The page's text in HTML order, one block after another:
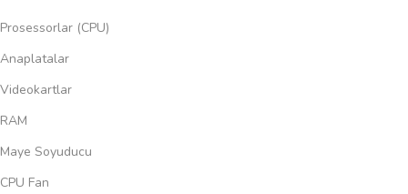
Prosessorlar (CPU)
Anaplatalar
Videokartlar
RAM
Maye Soyuducu
CPU Fan